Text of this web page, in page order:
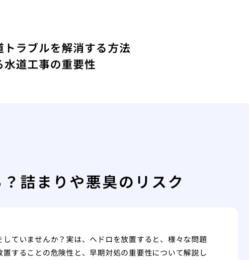
ラブルを解消する方法
道工事の重要性
詰まりや悪臭のリスク
ていませんか？実は、ヘドロを放置すると、様々な問題
することの危険性と、早期対処の重要性について解説し